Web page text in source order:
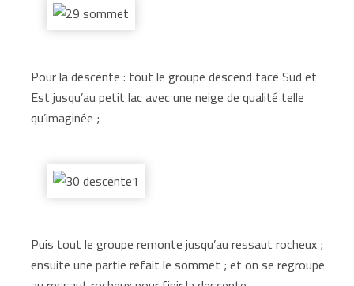
Pour la descente : tout le groupe descend face Sud et
Est jusqu’au petit lac avec une neige de qualité telle
qu’imaginée ;
Puis tout le groupe remonte jusqu’au ressaut rocheux ;
ensuite une partie refait le sommet ; et on se regroupe